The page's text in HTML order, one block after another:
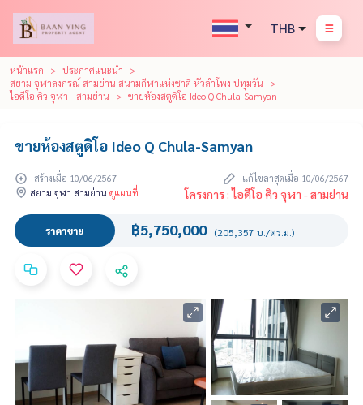
THB
หน้าแรก
ประกาศแนะนำ
สยาม จุฬาลงกรณ์ สามย่าน สนามกีฬาแห่งชาติ หัวลำโพง ปทุมวัน
ไอดีโอ คิว จุฬา - สามย่าน
ขายห้องสตูดิโอ Ideo Q Chula-Samyan
ขายห้องสตูดิโอ Ideo Q Chula-Samyan
สร้างเมื่อ 10/06/2567
แก้ไขล่าสุดเมื่อ 10/06/2567
สยาม จุฬา สามย่าน ดูแผนที่ โครงการ : ไอดีโอ คิว จุฬา - สามย่าน
ราคาขาย ฿5,750,000 (205,357 บ./ตร.ม.)